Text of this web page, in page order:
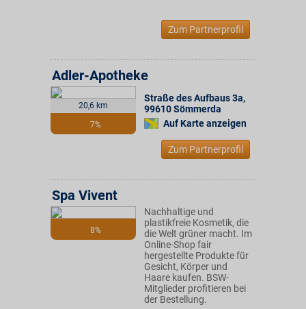
Zum Partnerprofil
20,6 km
7%
Adler-Apotheke
Straße des Aufbaus 3a,
99610Sömmerda
Auf Karte anzeigen
Zum Partnerprofil
8%
Spa Vivent
Nachhaltige und
plastikfreie Kosmetik, die
die Welt grüner macht. Im
Online-Shop fair
hergestellte Produkte für
Gesicht, Körper und
Haare kaufen. BSW-
Mitglieder profitieren bei
der Bestellung.